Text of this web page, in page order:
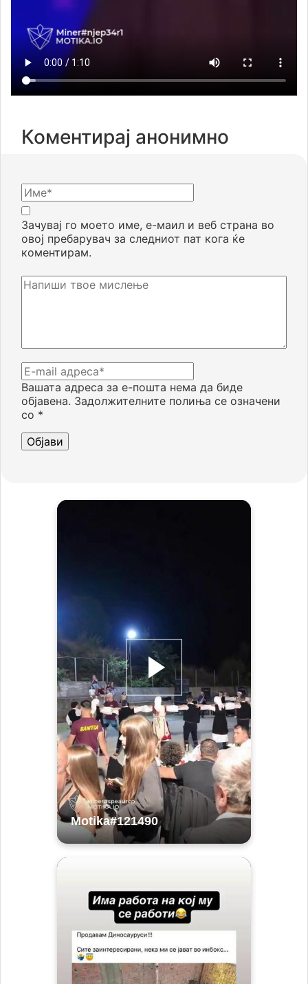
Коментирај анонимно
Вашата адреса за е-пошта нема да биде
објавена. Задолжителните полиња се означени
со *
Зачувај го моето име, е-маил и веб страна во
овој пребарувач за следниот пат кога ќе
коментирам.